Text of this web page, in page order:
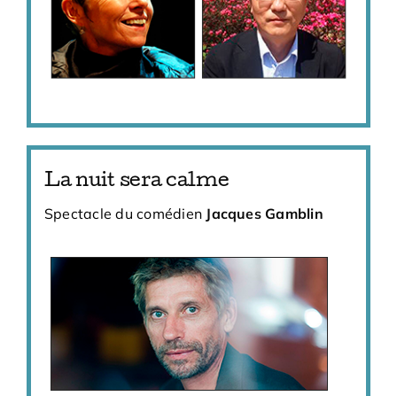
La nuit sera calme
Spectacle du comédien Jacques Gamblin